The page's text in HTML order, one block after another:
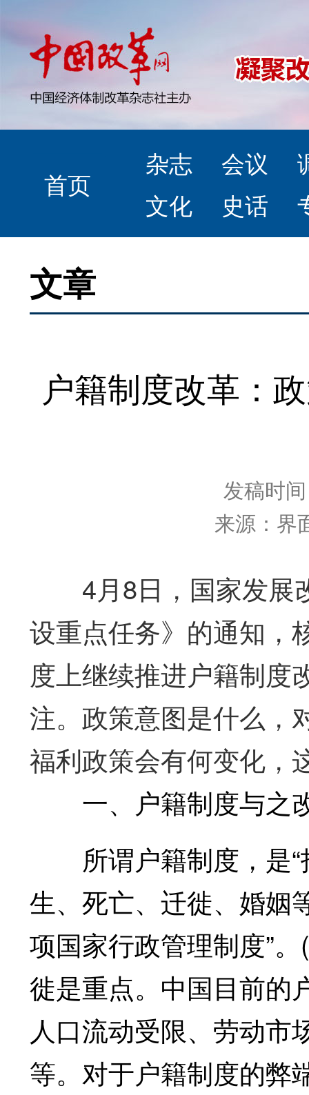
首页
杂志 会议
文化
史话
文章
户籍制度改革：
发稿时
来源：界
4月8日，国家发展
设重点任务》的通知，
度上继续推进户籍制度
注。政策意图是什么，
福利政策会有何变化，
一、户籍制度与之
所谓户籍制度，是“
生、死亡、迁徙、婚姻
项国家行政管理制度”
徙是重点。中国目前的
人口流动受限、劳动市
等。对于户籍制度的弊